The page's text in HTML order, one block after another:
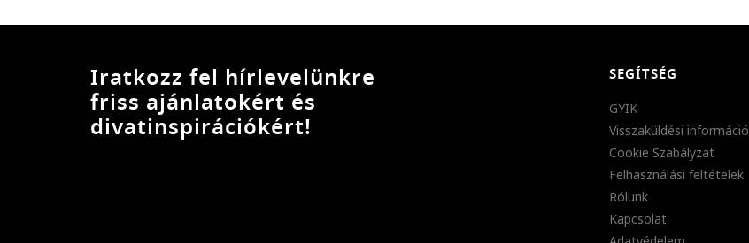
Iratkozz fel hírlevelünkre
friss ajánlatokért és
divatinspirációkért!
SEGÍTSÉG
GYIK
Visszaküldési információ
Cookie Szabályzat
Felhasználási feltételek
Rólunk
Kapcsolat